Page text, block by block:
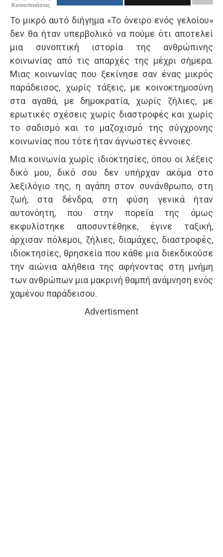
Κοινοποιήσεις
Το μικρό αυτό διήγημα «Το όνειρο ενός γελοίου»
δεν θα ήταν υπερβολικό να πούμε ότι αποτελεί
μια συνοπτική ιστορία της ανθρώπινης
κοινωνίας από τις απαρχές της μέχρι σήμερα.
Μιας κοινωνίας που ξεκίνησε σαν ένας μικρός
παράδεισος, χωρίς τάξεις, με κοινοκτημοσύνη
στα αγαθά, με δημοκρατία, χωρίς ζήλιες, με
ερωτικές σχέσεις χωρίς διαστροφές και χωρίς
το σαδισμό και το μαζοχισμό της σύγχρονης
κοινωνίας που τότε ήταν άγνωστες έννοιες.
Μια κοινωνία χωρίς ιδιοκτησίες, όπου οι λέξεις
δικό μου, δικό σου δεν υπήρχαν ακόμα στο
λεξιλόγιο της, η αγάπη στον συνάνθρωπο, στη
ζωή, στα δένδρα, στη φύση γενικά ήταν
αυτονόητη, που στην πορεία της όμως
εκφυλίστηκε αποσυντέθηκε, έγινε ταξική,
άρχισαν πόλεμοι, ζήλιες, διαμάχες, διαστροφές,
ιδιοκτησίες, θρησκεία που κάθε μια διεκδικούσε
την αιώνια αλήθεια της αφήνοντας στη μνήμη
των ανθρώπων μια μακρινή θαμπή ανάμνηση ενός
χαμένου παράδεισου.
Advertisment